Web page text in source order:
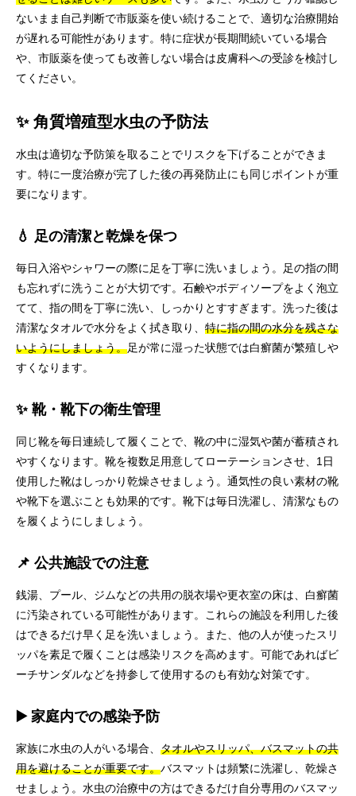
ないまま自己判断で市販薬を使い続けることで、適切な治療開始
が遅れる可能性があります。特に症状が長期間続いている場合
や、市販薬を使っても改善しない場合は皮膚科への受診を検討し
てください。
✨ 角質増殖型水虫の予防法
水虫は適切な予防策を取ることでリスクを下げることができま
す。特に一度治療が完了した後の再発防止にも同じポイントが重
要になります。
💧 足の清潔と乾燥を保つ
毎日入浴やシャワーの際に足を丁寧に洗いましょう。足の指の間
も忘れずに洗うことが大切です。石鹸やボディソープをよく泡立
てて、指の間を丁寧に洗い、しっかりとすすぎます。洗った後は
清潔なタオルで水分をよく拭き取り、 特に指の間の水分を残さな
いようにしましょう。足が常に湿った状態では白癬菌が繁殖しや
すくなります。
✨ 靴・靴下の衛生管理
同じ靴を毎日連続して履くことで、靴の中に湿気や菌が蓄積され
やすくなります。靴を複数足用意してローテーションさせ、1日
使用した靴はしっかり乾燥させましょう。通気性の良い素材の靴
や靴下を選ぶことも効果的です。靴下は毎日洗濯し、清潔なもの
を履くようにしましょう。
📌 公共施設での注意
銭湯、プール、ジムなどの共用の脱衣場や更衣室の床は、白癬菌
に汚染されている可能性があります。これらの施設を利用した後
はできるだけ早く足を洗いましょう。また、他の人が使ったスリ
ッパを素足で履くことは感染リスクを高めます。可能であればビ
ーチサンダルなどを持参して使用するのも有効な対策です。
▶️ 家庭内での感染予防
家族に水虫の人がいる場合、 タオルやスリッパ、バスマットの共
用を避けることが重要です。バスマットは頻繁に洗濯し、乾燥さ
せましょう。水虫の治療中の方はできるだけ自分専用のバスマッ